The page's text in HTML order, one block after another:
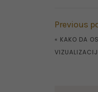
Previous
« KAKO DA